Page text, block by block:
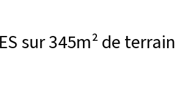
sur 345m² de terrain